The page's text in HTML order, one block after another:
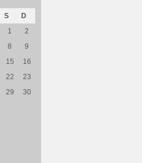
S
D
1
2
8
9
15
16
22
23
29
30